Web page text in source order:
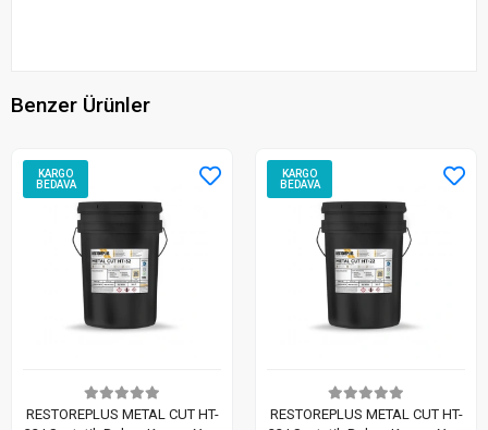
Benzer Ürünler
KARGO
BEDAVA
RESTOREPLUS METAL CUT HT-
KARGO
BEDAVA
RESTOREPLUS METAL CUT HT-